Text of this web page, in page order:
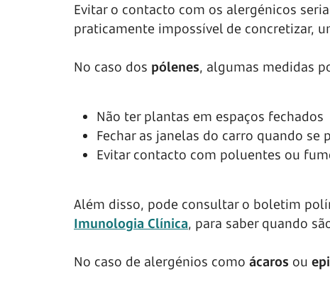
Evitar o contacto com os alergénicos
praticamente impossível de concretizar,
No caso dos pólenes, algumas medidas
Não ter plantas em espaços fechados
Fechar as janelas do carro quando se
Evitar contacto com poluentes ou
Além disso, pode consultar o boletim
Imunologia Clínica, para saber quando
No caso de alergénios como ácaros ou